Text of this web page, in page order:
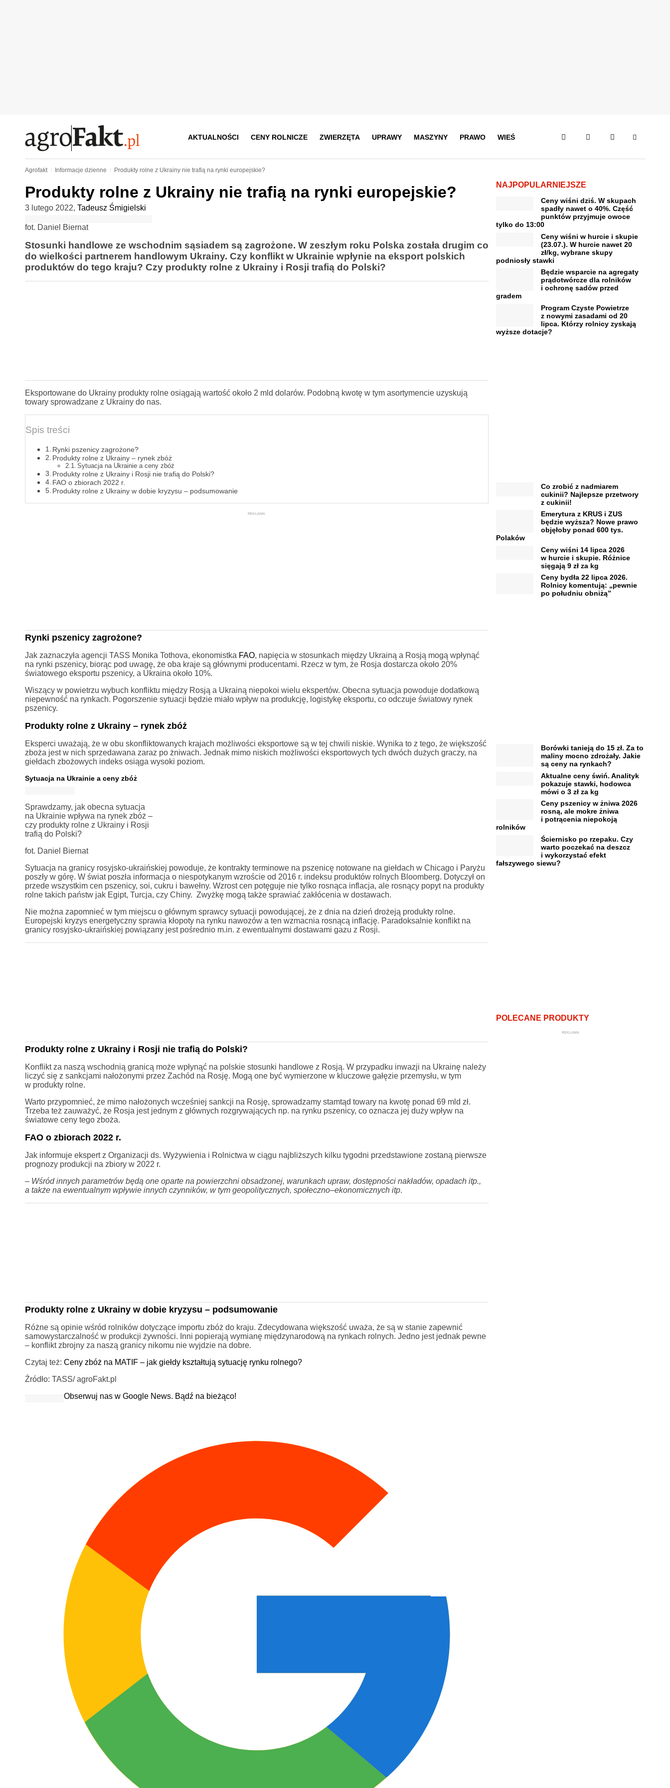
AKTUALNOŚCI CENY ROLNICZE ZWIERZĘTA UPRAWY MASZYNY PRAWO WIEŚ
Agrofakt Informacje dzienne Produkty rolne z Ukrainy nie trafią na rynki europejskie?
Produkty rolne z Ukrainy nie trafią na rynki europejskie?
3 lutego 2022, Tadeusz Śmigielski
fot. Daniel Biernat
Stosunki handlowe ze wschodnim sąsiadem są zagrożone. W zeszłym roku Polska została drugim co
do wielkości partnerem handlowym Ukrainy. Czy konflikt w Ukrainie wpłynie na eksport polskich
produktów do tego kraju? Czy produkty rolne z Ukrainy i Rosji trafią do Polski?
Eksportowane do Ukrainy produkty rolne osiągają wartość około 2 mld dolarów. Podobną kwotę w tym asortymencie uzyskują
towary sprowadzane z Ukrainy do nas.
Spis treści
Rynki pszenicy zagrożone?
Produkty rolne z Ukrainy – rynek zbóż
Sytuacja na Ukrainie a ceny zbóż
Produkty rolne z Ukrainy i Rosji nie trafią do Polski?
FAO o zbiorach 2022 r.
Produkty rolne z Ukrainy w dobie kryzysu – podsumowanie
REKLAMA
Rynki pszenicy zagrożone?
Jak zaznaczyła agencji TASS Monika Tothova, ekonomistka FAO, napięcia w stosunkach między Ukrainą a Rosją mogą wpłynąć
na rynki pszenicy, biorąc pod uwagę, że oba kraje są głównymi producentami. Rzecz w tym, że Rosja dostarcza około 20%
światowego eksportu pszenicy, a Ukraina około 10%.
Wiszący w powietrzu wybuch konfliktu między Rosją a Ukrainą niepokoi wielu ekspertów. Obecna sytuacja powoduje dodatkową
niepewność na rynkach. Pogorszenie sytuacji będzie miało wpływ na produkcję, logistykę eksportu, co odczuje światowy rynek
pszenicy.
Produkty rolne z Ukrainy – rynek zbóż
Eksperci uważają, że w obu skonfliktowanych krajach możliwości eksportowe są w tej chwili niskie. Wynika to z tego, że większość
zboża jest w nich sprzedawana zaraz po żniwach. Jednak mimo niskich możliwości eksportowych tych dwóch dużych graczy, na
giełdach zbożowych indeks osiąga wysoki poziom.
Sytuacja na Ukrainie a ceny zbóż
Sprawdzamy, jak obecna sytuacja
na Ukrainie wpływa na rynek zbóż –
czy produkty rolne z Ukrainy i Rosji
trafią do Polski?
fot. Daniel Biernat
Sytuacja na granicy rosyjsko-ukraińskiej powoduje, że kontrakty terminowe na pszenicę notowane na giełdach w Chicago i Paryżu
poszły w górę. W świat poszła informacja o niespotykanym wzroście od 2016 r. indeksu produktów rolnych Bloomberg. Dotyczył on
przede wszystkim cen pszenicy, soi, cukru i bawełny. Wzrost cen potęguje nie tylko rosnąca inflacja, ale rosnący popyt na produkty
rolne takich państw jak Egipt, Turcja, czy Chiny. Zwyżkę mogą także sprawiać zakłócenia w dostawach.
Nie można zapomnieć w tym miejscu o głównym sprawcy sytuacji powodującej, że z dnia na dzień drożeją produkty rolne.
Europejski kryzys energetyczny sprawia kłopoty na rynku nawozów a ten wzmacnia rosnącą inflację. Paradoksalnie konflikt na
granicy rosyjsko-ukraińskiej powiązany jest pośrednio m.in. z ewentualnymi dostawami gazu z Rosji.
Produkty rolne z Ukrainy i Rosji nie trafią do Polski?
Konflikt za naszą wschodnią granicą może wpłynąć na polskie stosunki handlowe z Rosją. W przypadku inwazji na Ukrainę należy
liczyć się z sankcjami nałożonymi przez Zachód na Rosję. Mogą one być wymierzone w kluczowe gałęzie przemysłu, w tym
w produkty rolne.
Warto przypomnieć, że mimo nałożonych wcześniej sankcji na Rosję, sprowadzamy stamtąd towary na kwotę ponad 69 mld zł.
Trzeba też zauważyć, że Rosja jest jednym z głównych rozgrywających np. na rynku pszenicy, co oznacza jej duży wpływ na
światowe ceny tego zboża.
FAO o zbiorach 2022 r.
Jak informuje ekspert z Organizacji ds. Wyżywienia i Rolnictwa w ciągu najbliższych kilku tygodni przedstawione zostaną pierwsze
prognozy produkcji na zbiory w 2022 r.
–Wśród innych parametrów będą one oparte na powierzchni obsadzonej, warunkach upraw, dostępności nakładów, opadach itp.,
a także na ewentualnym wpływie innych czynników, w tym geopolitycznych, społeczno–ekonomicznych itp.
Produkty rolne z Ukrainy w dobie kryzysu – podsumowanie
Różne są opinie wśród rolników dotyczące importu zbóż do kraju. Zdecydowana większość uważa, że są w stanie zapewnić
samowystarczalność w produkcji żywności. Inni popierają wymianę międzynarodową na rynkach rolnych. Jedno jest jednak pewne
– konflikt zbrojny za naszą granicy nikomu nie wyjdzie na dobre.
Czytaj też: Ceny zbóż na MATIF – jak giełdy kształtują sytuację rynku rolnego?
Źródło: TASS/ agroFakt.pl
Obserwuj nas w Google News. Bądź na bieżąco!
NAJPOPULARNIEJSZE
Ceny wiśni dziś. W skupach
spadły nawet o 40%. Część
punktów przyjmuje owoce
tylko do 13:00
Ceny wiśni w hurcie i skupie
(23.07.). W hurcie nawet 20
zł/kg, wybrane skupy
podniosły stawki
Będzie wsparcie na agregaty
prądotwórcze dla rolników
i ochronę sadów przed
gradem
Program Czyste Powietrze
z nowymi zasadami od 20
lipca. Którzy rolnicy zyskają
wyższe dotacje?
Co zrobić z nadmiarem
cukinii? Najlepsze przetwory
z cukinii!
Emerytura z KRUS i ZUS
będzie wyższa? Nowe prawo
objęłoby ponad 600 tys.
Polaków
Ceny wiśni 14 lipca 2026
w hurcie i skupie. Różnice
sięgają 9 zł za kg
Ceny bydła 22 lipca 2026.
Rolnicy komentują: „pewnie
po południu obniżą”
Borówki tanieją do 15 zł. Za to
maliny mocno zdrożały. Jakie
są ceny na rynkach?
Aktualne ceny świń. Analityk
pokazuje stawki, hodowca
mówi o 3 zł za kg
Ceny pszenicy w żniwa 2026
rosną, ale mokre żniwa
i potrącenia niepokoją
rolników
Ściernisko po rzepaku. Czy
warto poczekać na deszcz
i wykorzystać efekt
fałszywego siewu?
POLECANE PRODUKTY
REKLAMA